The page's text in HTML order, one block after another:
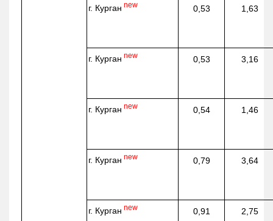
г. Курган new 0,53 1,63
г. Курган new 0,53 3,16
г. Курган new 0,54 1,46
г. Курган new 0,79 3,64
г. Курган new 0,91 2,75